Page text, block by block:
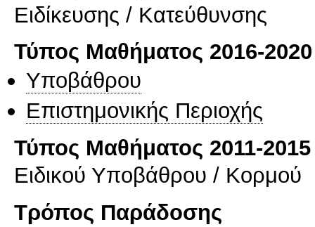
Eιδίκευσης / Kατεύθυνσης
Τύπος Μαθήματος 2016-2020
Υποβάθρου
Επιστημονικής Περιοχής
Τύπος Μαθήματος 2011-2015
Ειδικού Υποβάθρου / Κορμού
Τρόπος Παράδοσης